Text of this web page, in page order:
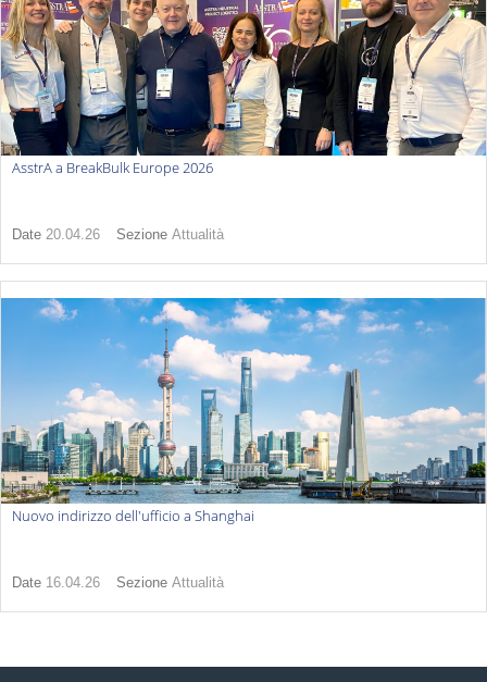
AsstrA a BreakBulk Europe 2026
Date 20.04.26 Sezione Attualità
Nuovo indirizzo dell'ufficio a Shanghai
Date 16.04.26 Sezione Attualità